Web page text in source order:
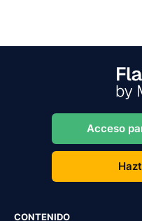
Acceso
CONTENIDO